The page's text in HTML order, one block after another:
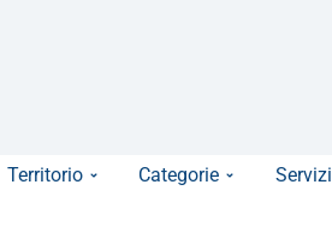
Territorio Categorie Servizi